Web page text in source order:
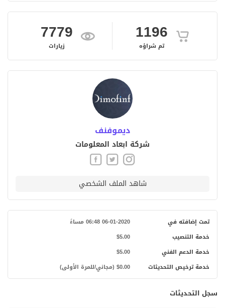
1196
تم شراؤه
7779
زيارات
ديموفنف
شركة ابعاد المعلومات
شاهد الملف الشخصي
تمت إضافته في
06-01-2020 06:48 مساءً
خدمة التنصيب
$5.00
خدمة الدعم الفني
$5.00
خدمة ترخيص التحديثات
$0.00 (مجاني/للمرة الأولى)
سجل التحديثات